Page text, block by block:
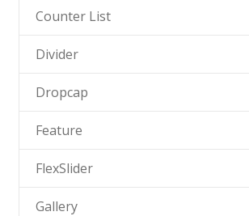
Counter List
Divider
Dropcap
Feature
FlexSlider
Gallery